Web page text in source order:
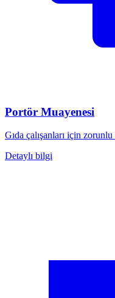
Portör Muayenesi
Gıda çalışanları için zorunlu
Detaylı bilgi